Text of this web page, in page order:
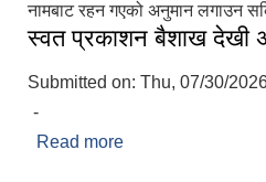
नामबाट रहन गएको अनुमान लगाउन
स्वत प्रकाशन बैशाख देखी
Submitted on: Thu, 07/30/
-
Read more